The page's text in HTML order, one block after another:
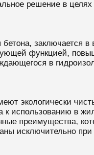
решение в целях
заключается
функцией,
в
экологически
к использованию в
преимущества,
исключительно